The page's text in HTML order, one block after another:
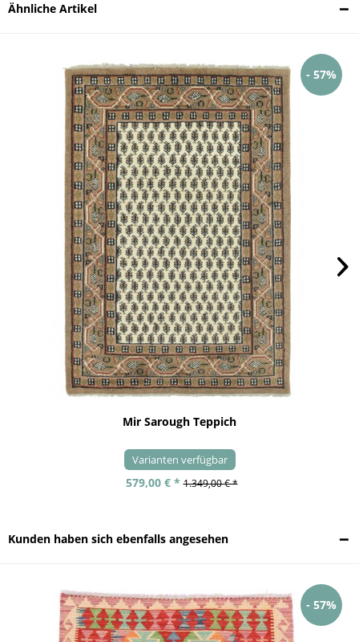
Ähnliche Artikel
- 57%
Mir Sarough Teppich
Varianten verfügbar
579,00 € * 1.349,00 € *
Kunden haben sich ebenfalls angesehen
- 57%